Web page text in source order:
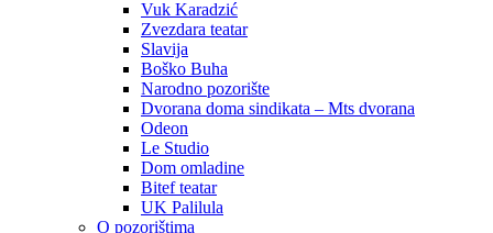
Vuk Karadzić
Zvezdara teatar
Slavija
Boško Buha
Narodno pozorište
Dvorana doma sindikata – Mts dvorana
Odeon
Le Studio
Dom omladine
Bitef teatar
UK Palilula
O pozorištima